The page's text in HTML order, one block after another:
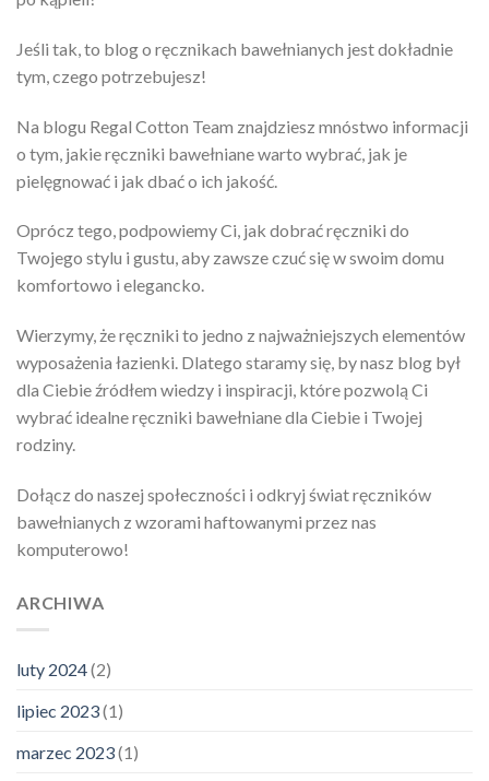
Jeśli tak, to blog o ręcznikach bawełnianych jest dokładnie
tym, czego potrzebujesz!
Na blogu Regal Cotton Team znajdziesz mnóstwo informacji
o tym, jakie ręczniki bawełniane warto wybrać, jak je
pielęgnować i jak dbać o ich jakość.
Oprócz tego, podpowiemy Ci, jak dobrać ręczniki do
Twojego stylu i gustu, aby zawsze czuć się w swoim domu
komfortowo i elegancko.
Wierzymy, że ręczniki to jedno z najważniejszych elementów
wyposażenia łazienki. Dlatego staramy się, by nasz blog był
dla Ciebie źródłem wiedzy i inspiracji, które pozwolą Ci
wybrać idealne ręczniki bawełniane dla Ciebie i Twojej
rodziny.
Dołącz do naszej społeczności i odkryj świat ręczników
bawełnianych z wzorami haftowanymi przez nas
komputerowo!
ARCHIWA
luty 2024(2)
lipiec 2023(1)
marzec 2023(1)